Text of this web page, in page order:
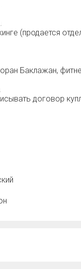
(продается
Баклажан,
договор